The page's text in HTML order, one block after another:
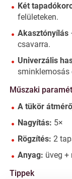
Két
felületeken.
Akasztónyílás
csavarra.
Univerzális
sminklemosás
Műszaki
A tükör
Nagyítás: 5×
Rögzítés: 2
Anyag: üveg +
Tippek